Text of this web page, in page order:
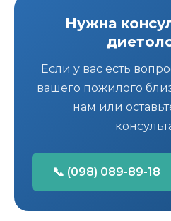
Нужна
Если у вас есть
вашего пожилого
нам или
📞 (098) 089-89-18